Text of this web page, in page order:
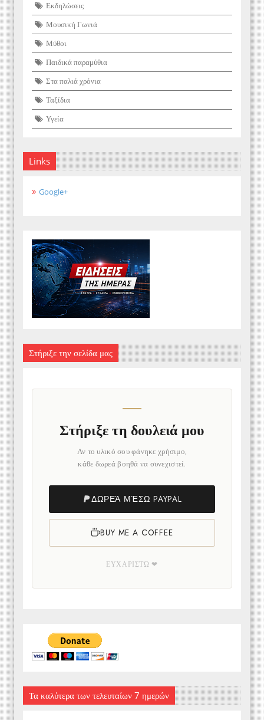
Εκδηλώσεις
Μουσική Γωνιά
Μύθοι
Παιδικά παραμύθια
Στα παλιά χρόνια
Ταξίδια
Υγεία
Links
Google+
Στήριξε την σελίδα μας
Στήριξε τη δουλειά μου
Αν το υλικό σου φάνηκε χρήσιμο,
κάθε δωρεά βοηθά να συνεχιστεί.
ΔΩΡΕΆ ΜΈΣΩ PAYPAL
BUY ME A COFFEE
ΕΥΧΑΡΙΣΤΏ ❤
Τα καλύτερα των τελευταίων 7 ημερών